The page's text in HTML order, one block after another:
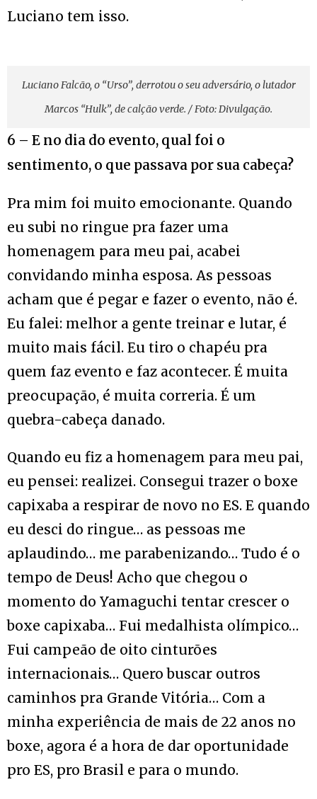
Luciano tem isso.
Luciano Falcão, o “Urso”, derrotou o seu adversário, o lutador
Marcos “Hulk”, de calção verde. / Foto: Divulgação.
6 – E no dia do evento, qual foi o
sentimento, o que passava por sua cabeça?
Pra mim foi muito emocionante. Quando
eu subi no ringue pra fazer uma
homenagem para meu pai, acabei
convidando minha esposa. As pessoas
acham que é pegar e fazer o evento, não é.
Eu falei: melhor a gente treinar e lutar, é
muito mais fácil. Eu tiro o chapéu pra
quem faz evento e faz acontecer. É muita
preocupação, é muita correria. É um
quebra-cabeça danado.
Quando eu fiz a homenagem para meu pai,
eu pensei: realizei. Consegui trazer o boxe
capixaba a respirar de novo no ES. E quando
eu desci do ringue… as pessoas me
aplaudindo… me parabenizando… Tudo é o
tempo de Deus! Acho que chegou o
momento do Yamaguchi tentar crescer o
boxe capixaba… Fui medalhista olímpico…
Fui campeão de oito cinturões
internacionais… Quero buscar outros
caminhos pra Grande Vitória… Com a
minha experiência de mais de 22 anos no
boxe, agora é a hora de dar oportunidade
pro ES, pro Brasil e para o mundo.